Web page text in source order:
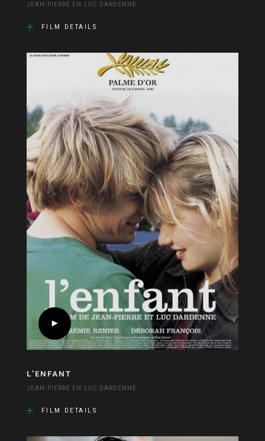
JEAN-PIERRE EN LUC DARDENNE
FILM DETAILS
L’ENFANT
JEAN-PIERRE EN LUC DARDENNE
FILM DETAILS